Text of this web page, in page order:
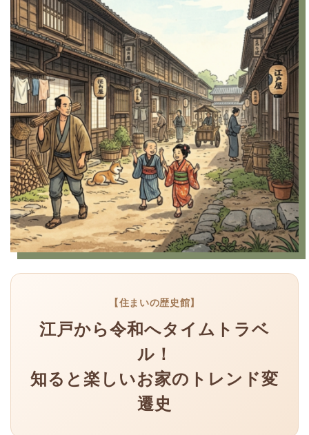
【住まいの歴史館】
江戸から令和へタイムトラベ
ル！
知ると楽しいお家のトレンド変
遷史